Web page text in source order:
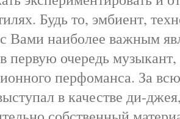
Будь то, эмбиент,
Вами наиболее важным
первую очередь музыкант,
перфоманса. За
в качестве ди-